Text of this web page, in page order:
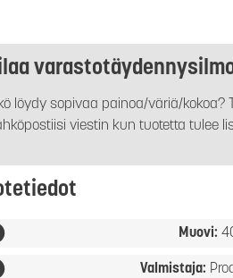
löydy sopivaa painoa/väriä/kokoa?
viestin kun tuotetta tulee
Muovi:
Valmistaja: